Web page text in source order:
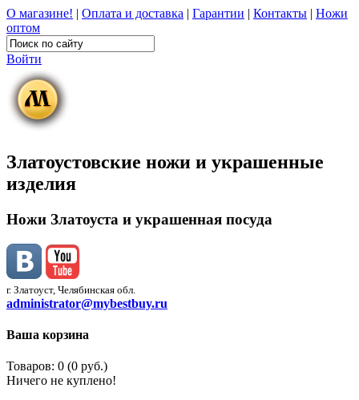
О магазине! | Оплата и доставка | Гарантии | Контакты | Ножи
оптом
Войти
Златоустовские ножи и украшенные
изделия
Ножи Златоуста и украшенная посуда
г. Златоуст, Челябинская обл.
administrator@mybestbuy.ru
Ваша корзина
Товаров: 0 (0 руб.)
Ничего не куплено!